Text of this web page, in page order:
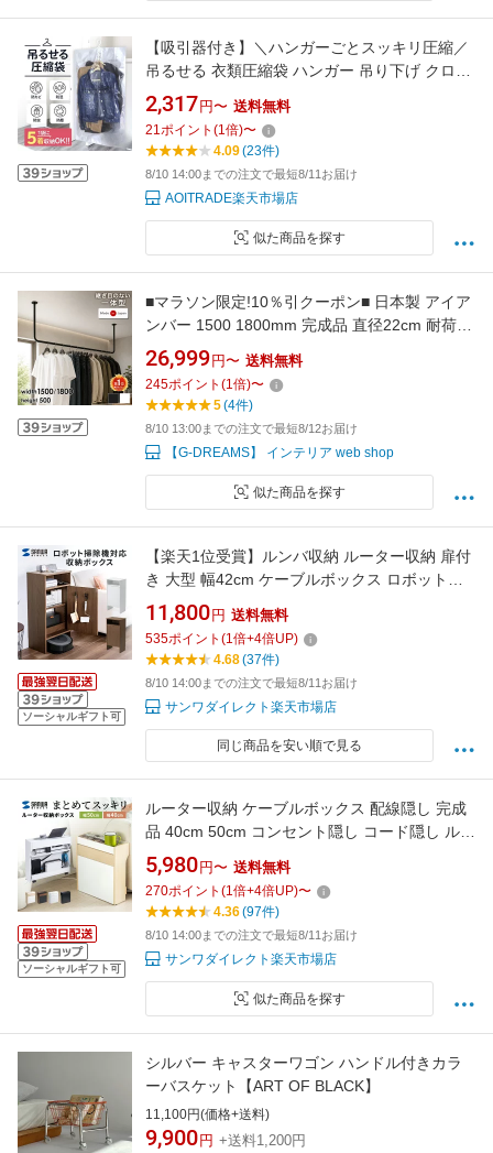
【吸引器付き】＼ハンガーごとスッキリ圧縮／
吊るせる 衣類圧縮袋 ハンガー 吊り下げ クロー
ゼット収納｜コート・スーツ対応 専用吸引機
AOITRADE
2,317 円〜 送料無料
21ポイント (1倍)〜
4.09(23件)
8/10 14:00までの注文で最短8/11お届け
AOITRADE楽天市場店
似た商品を探す
■マラソン限定!10％引クーポン■ 日本製 アイア
ンバー 1500 1800mm 完成品 直径22cm 耐荷重
30kg 物干し アイアン バー アイアン ハンガー
バー ハンギングバー 物干しバー ランドリーバ
ー 天井 室内 吊り下げ 黒 白 おしゃれ 150 180
【1800のみ超大型/後払・時間指定NG】
26,999 円〜 送料無料
245ポイント (1倍)〜
5(4件)
8/10 13:00までの注文で最短8/12お届け
【G-DREAMS】 インテリア web shop
似た商品を探す
ソーシャルギフト可
【楽天1位受賞】ルンバ収納 ルーター収納 扉付
き 大型 幅42cm ケーブルボックス ロボット掃
除機 お掃除ロボット コンセント隠し キャビネ
ット 収納家具 棚 収納場所 収納スペース付き 収
納ボックス 収納台 収納ラック ルンバ基地 木製
3段 コードケース おしゃれ 配線カバー
11,800 円 送料無料
535ポイント (1倍+4倍UP)
4.68(37件)
8/10 14:00までの注文で最短8/11お届け
サンワダイレクト楽天市場店
同じ商品を安い順で見る
ソーシャルギフト可
ルーター収納 ケーブルボックス 配線隠し 完成
品 40cm 50cm コンセント隠し コード隠し ルー
ター隠し 大型 ケース 収納棚 収納家具 キャスタ
ー付き おしゃれ スリム モデム隠し サイドテー
ブル Wi-fi隠し 扉付き 木製 コードケース ルータ
ー収納ラック 配線カバー
5,980 円〜 送料無料
270ポイント (1倍+4倍UP)〜
4.36(97件)
8/10 14:00までの注文で最短8/11お届け
サンワダイレクト楽天市場店
似た商品を探す
シルバー キャスターワゴン ハンドル付きカラ
ーバスケット【ART OF BLACK】
11,100円(価格+送料)
9,900 円 +送料1,200円